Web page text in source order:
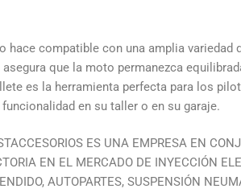
hace compatible con una amplia variedad
que la moto permanezca
es la herramienta perfecta para los
en su taller o en su garaje.
ES UNA EMPRESA EN
EN EL MERCADO DE INYECCIÓN
AUTOPARTES, SUSPENSIÓN